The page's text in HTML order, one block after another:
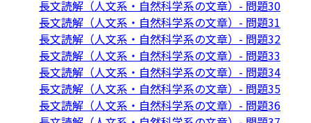
長文読解（人文系・自然科学系の文章）- 問題30
長文読解（人文系・自然科学系の文章）- 問題31
長文読解（人文系・自然科学系の文章）- 問題32
長文読解（人文系・自然科学系の文章）- 問題33
長文読解（人文系・自然科学系の文章）- 問題34
長文読解（人文系・自然科学系の文章）- 問題35
長文読解（人文系・自然科学系の文章）- 問題36